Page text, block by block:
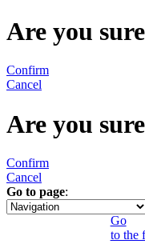
Are you
Confirm
Cancel
Are you
Confirm
Cancel
Go to page:
1
Go
to the